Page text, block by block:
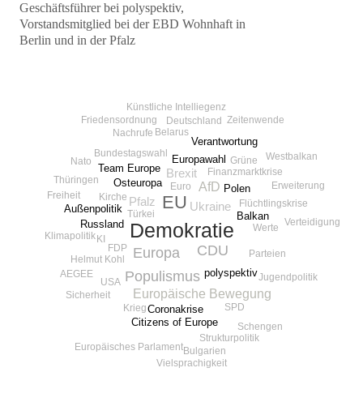
Geschäftsführer bei polyspektiv,
Vorstandsmitglied bei der EBD Wohnhaft in
Berlin und in der Pfalz
Demokratie
EU
Europa
CDU
Populismus
AfD
Europäische Bewegung
Ukraine
Brexit
Pfalz
Osteuropa
polyspektiv
Europawahl
Team Europe
Russland
Balkan
Coronakrise
Außenpolitik
Citizens of Europe
Polen
Verantwortung
FDP
Finanzmarktkrise
Flüchtlingskrise
Bundestagswahl
Werte
Euro
Krieg
Parteien
USA
Klimapolitik
Nachrufe
SPD
Deutschland
Europäisches Parlament
Grüne
Helmut Kohl
Jugendpolitik
Kirche
Sicherheit
Strukturpolitik
Türkei
Vielsprachigkeit
AEGEE
Belarus
Bulgarien
Erweiterung
Freiheit
Friedensordnung
KI
Künstliche Intelliegenz
Nato
Schengen
Thüringen
Verteidigung
Westbalkan
Zeitenwende